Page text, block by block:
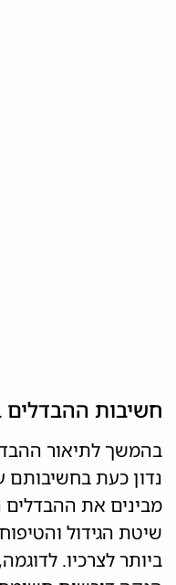
חשיבות ההבדלים
בהמשך לתיאור
נדון כעת בחשיבותם
מבינים את ההבדלים
שיטת הגידול
ביותר לצרכיו.